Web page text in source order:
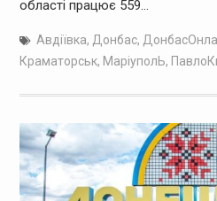
області працює 559…
Авдіївка, Донбас,
Краматорськ, МаріуполЬ,